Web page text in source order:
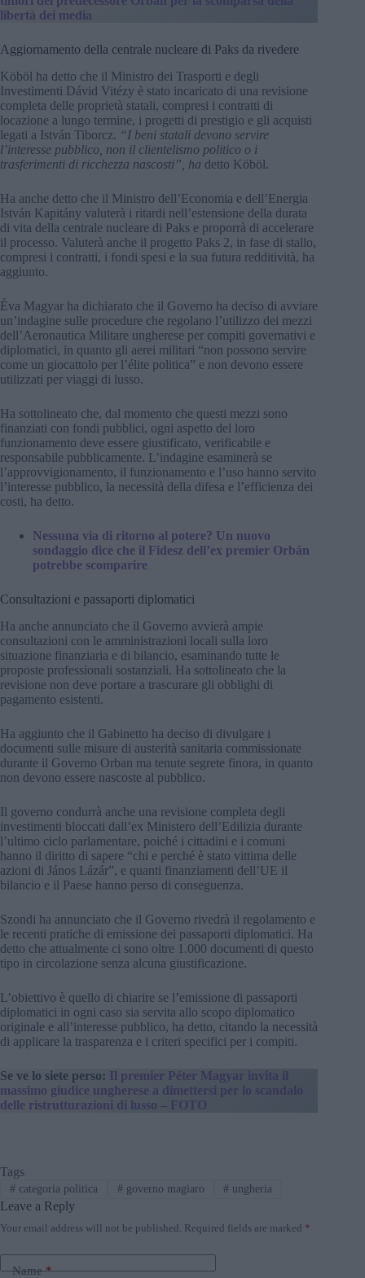
libertà dei media
Aggiornamento della centrale nucleare di Paks da rivedere
Köböl ha detto che il Ministro dei Trasporti e degli
Investimenti Dávid Vitézy è stato incaricato di una revisione
completa delle proprietà statali, compresi i contratti di
locazione a lungo termine, i progetti di prestigio e gli acquisti
legati a István Tiborcz. “I beni statali devono servire
l’interesse pubblico, non il clientelismo politico o i
trasferimenti di ricchezza nascosti”, ha detto Köböl.
Ha anche detto che il Ministro dell’Economia e dell’Energia
István Kapitány valuterà i ritardi nell’estensione della durata
di vita della centrale nucleare di Paks e proporrà di accelerare
il processo. Valuterà anche il progetto Paks 2, in fase di stallo,
compresi i contratti, i fondi spesi e la sua futura redditività, ha
aggiunto.
Éva Magyar ha dichiarato che il Governo ha deciso di avviare
un’indagine sulle procedure che regolano l’utilizzo dei mezzi
dell’Aeronautica Militare ungherese per compiti governativi e
diplomatici, in quanto gli aerei militari “non possono servire
come un giocattolo per l’élite politica” e non devono essere
utilizzati per viaggi di lusso.
Ha sottolineato che, dal momento che questi mezzi sono
finanziati con fondi pubblici, ogni aspetto del loro
funzionamento deve essere giustificato, verificabile e
responsabile pubblicamente. L’indagine esaminerà se
l’approvvigionamento, il funzionamento e l’uso hanno servito
l’interesse pubblico, la necessità della difesa e l’efficienza dei
costi, ha detto.
Nessuna via di ritorno al potere? Un nuovo
sondaggio dice che il Fidesz dell’ex premier Orbán
potrebbe scomparire
Consultazioni e passaporti diplomatici
Ha anche annunciato che il Governo avvierà ampie
consultazioni con le amministrazioni locali sulla loro
situazione finanziaria e di bilancio, esaminando tutte le
proposte professionali sostanziali. Ha sottolineato che la
revisione non deve portare a trascurare gli obblighi di
pagamento esistenti.
Ha aggiunto che il Gabinetto ha deciso di divulgare i
documenti sulle misure di austerità sanitaria commissionate
durante il Governo Orban ma tenute segrete finora, in quanto
non devono essere nascoste al pubblico.
Il governo condurrà anche una revisione completa degli
investimenti bloccati dall’ex Ministero dell’Edilizia durante
l’ultimo ciclo parlamentare, poiché i cittadini e i comuni
hanno il diritto di sapere “chi e perché è stato vittima delle
azioni di János Lázár”, e quanti finanziamenti dell’UE il
bilancio e il Paese hanno perso di conseguenza.
Szondi ha annunciato che il Governo rivedrà il regolamento e
le recenti pratiche di emissione dei passaporti diplomatici. Ha
detto che attualmente ci sono oltre 1.000 documenti di questo
tipo in circolazione senza alcuna giustificazione.
L’obiettivo è quello di chiarire se l’emissione di passaporti
diplomatici in ogni caso sia servita allo scopo diplomatico
originale e all’interesse pubblico, ha detto, citando la necessità
di applicare la trasparenza e i criteri specifici per i compiti.
Se ve lo siete perso: Il premier Péter Magyar invita il
massimo giudice ungherese a dimettersi per lo scandalo
delle ristrutturazioni di lusso – FOTO
Tags
#categoria politica #governo magiaro # ungheria
Leave a Reply
Your email address will not be published. Required fields are marked *
Name*